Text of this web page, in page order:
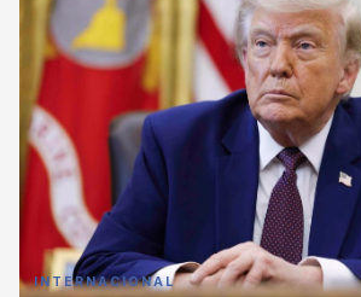
INTERNACIONAL